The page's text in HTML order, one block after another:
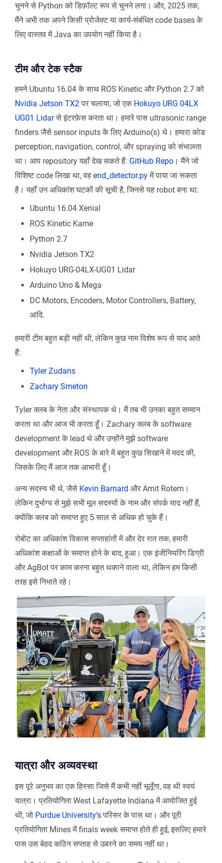
चुनने से Python को डिफ़ॉल्ट रूप से चुनने लगा। और, 2025 तक,
मैंने अभी तक अपने किसी प्रोजेक्ट या कार्य-संबंधित code bases के
लिए वास्तव में Java का उपयोग नहीं किया है।
टीम और टेक स्टैक
हमने Ubuntu 16.04 के साथ ROS Kinetic और Python 2.7 को
Nvidia Jetson TX2 पर चलाया, जो एक Hokuyo URG 04LX
UG01 Lidarसे इंटरफ़ेस करता था। हमारे पास ultrasonic range
finders जैसे sensor inputs के लिए Arduino(s) थे। हमारा कोड
perception, navigation, control, और spraying को संभालता
था। आप repository यहाँ देख सकते हैं: GitHub Repo । मैंने जो
विशिष्ट code लिखा था, वह end_detector.pyमें पाया जा सकता
है। यहाँ उन अधिकांश घटकों की सूची है, जिनसे यह robot बना था:
Ubuntu 16.04 Xenial
ROS Kinetic Kame
Python 2.7
Nvidia Jetson TX2
Hokuyo URG-04LX-UG01 Lidar
Arduino Uno & Mega
DC Motors, Encoders, Motor Controllers, Battery,
आदि.
हमारी टीम बहुत बड़ी नहीं थी, लेकिन कुछ नाम विशेष रूप से याद आते
हैं:
Tyler Zudans
Zachary Smeton
Tyler क्लब के नेता और संस्थापक थे। मैं तब भी उनका बहुत सम्मान
करता था और आज भी करता हूँ। Zachary क्लब के software
development के lead थे और उन्होंने मुझे software
development और ROS के बारे में बहुत कुछ सिखाने में मदद की,
जिसके लिए मैं आज तक आभारी हूँ।
अन्य सदस्य भी थे, जैसे Kevin Barnard और Amit Rotem।
लेकिन दुर्भाग्य से मुझे सभी मूल सदस्यों के नाम और संपर्क याद नहीं हैं,
क्योंकि क्लब को समाप्त हुए 5 साल से अधिक हो चुके हैं।
रोबोट का अधिकांश विकास सप्ताहांतों में और देर रात तक, हमारी
अधिकांश कक्षाओं के समाप्त होने के बाद, हुआ। एक इंजीनियरिंग डिग्री
और AgBot पर काम करना बहुत थकाने वाला था, लेकिन हम किसी
तरह इसे निभाते रहे।
यात्रा और अव्यवस्था
इस पूरे अनुभव का एक हिस्सा जिसे मैं कभी नहीं भूलूँगा, वह थी स्वयं
यात्रा। प्रतियोगिता West Lafayette Indiana में आयोजित हुई
थी, जो Purdue University’sपरिसर के पास था। और पूरी
प्रतियोगिता Mines में finals week समाप्त होते ही हुई, इसलिए हमारे
पास उस बेहद कठिन सप्ताह से उबरने का समय नहीं था।